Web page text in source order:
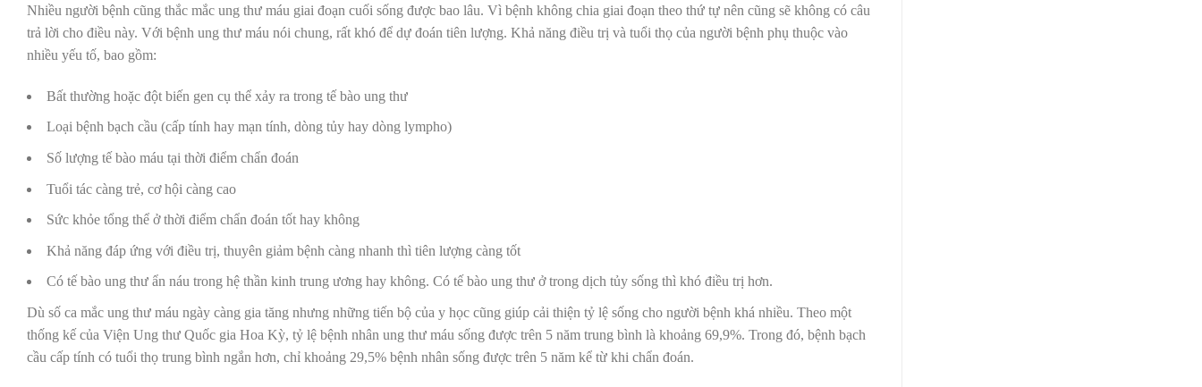
Nhiều người bệnh cũng thắc mắc ung thư máu giai đoạn cuối sống được bao lâu. Vì bệnh không chia giai đoạn theo thứ tự nên cũng sẽ không có câu
trả lời cho điều này. Với bệnh ung thư máu nói chung, rất khó để dự đoán tiên lượng. Khả năng điều trị và tuổi thọ của người bệnh phụ thuộc vào
nhiều yếu tố, bao gồm:
Bất thường hoặc đột biến gen cụ thể xảy ra trong tế bào ung thư
Loại bệnh bạch cầu (cấp tính hay mạn tính, dòng tủy hay dòng lympho)
Số lượng tế bào máu tại thời điểm chẩn đoán
Tuổi tác càng trẻ, cơ hội càng cao
Sức khỏe tổng thể ở thời điểm chẩn đoán tốt hay không
Khả năng đáp ứng với điều trị, thuyên giảm bệnh càng nhanh thì tiên lượng càng tốt
Có tế bào ung thư ẩn náu trong hệ thần kinh trung ương hay không. Có tế bào ung thư ở trong dịch tủy sống thì khó điều trị hơn.
Dù số ca mắc ung thư máu ngày càng gia tăng nhưng những tiến bộ của y học cũng giúp cải thiện tỷ lệ sống cho người bệnh khá nhiều. Theo một
thống kế của Viện Ung thư Quốc gia Hoa Kỳ, tỷ lệ bệnh nhân ung thư máu sống được trên 5 năm trung bình là khoảng 69,9%. Trong đó, bệnh bạch
cầu cấp tính có tuổi thọ trung bình ngắn hơn, chỉ khoảng 29,5% bệnh nhân sống được trên 5 năm kể từ khi chẩn đoán.